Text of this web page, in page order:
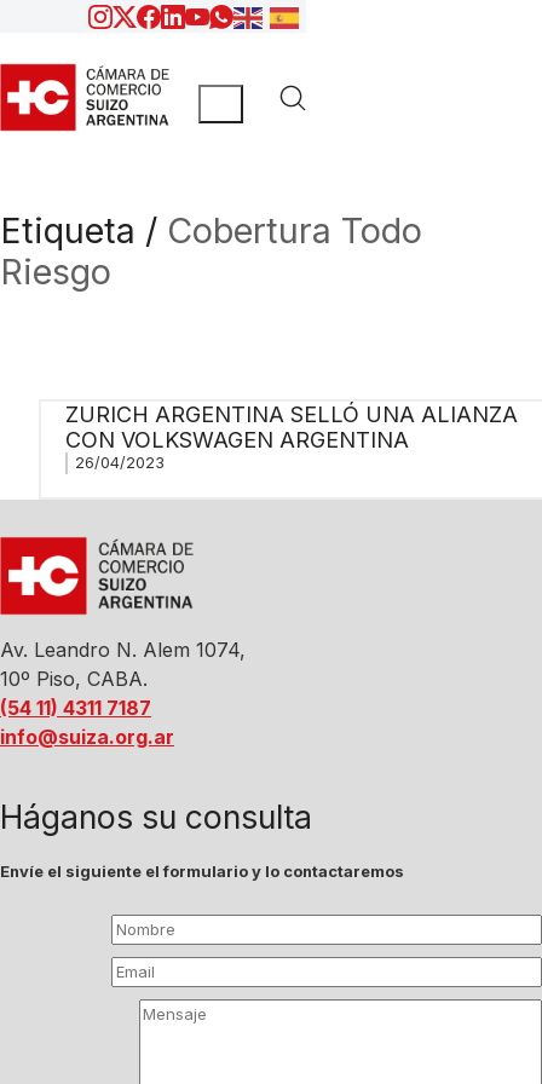
Etiqueta / Cobertura Todo
Riesgo
ZURICH ARGENTINA SELLÓ UNA ALIANZA
CON VOLKSWAGEN ARGENTINA
26/04/2023
Av. Leandro N. Alem 1074,
10º Piso, CABA.
(54 11) 4311 7187
info@suiza.org.ar
Háganos su consulta
Envíe el siguiente el formulario y lo contactaremos